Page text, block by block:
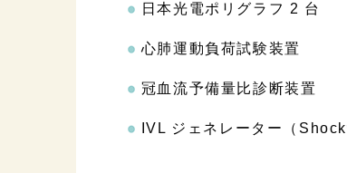
日本光電ポリグラフ 2 台
心肺運動負荷試験装置
冠血流予備量比診断装置
IVL ジェネレーター（